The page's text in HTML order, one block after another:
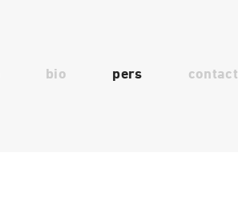
bio pers contact